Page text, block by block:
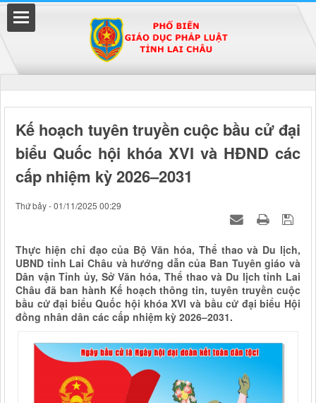
Kế hoạch tuyên truyền cuộc bầu cử đại
biểu Quốc hội khóa XVI và HĐND các
cấp nhiệm kỳ 2026–2031
Thứ bảy - 01/11/2025 00:29
Thực hiện chỉ đạo của Bộ Văn hóa, Thể thao và Du lịch,
UBND tỉnh Lai Châu và hướng dẫn của Ban Tuyên giáo và
Dân vận Tỉnh ủy, Sở Văn hóa, Thể thao và Du lịch tỉnh Lai
Châu đã ban hành Kế hoạch thông tin, tuyên truyền cuộc
bầu cử đại biểu Quốc hội khóa XVI và bầu cử đại biểu Hội
đồng nhân dân các cấp nhiệm kỳ 2026–2031.
Đã kết nối EMC